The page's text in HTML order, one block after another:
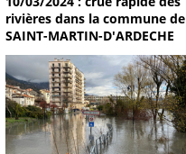
rivières dans la commune de
SAINT-MARTIN-D'ARDECHE